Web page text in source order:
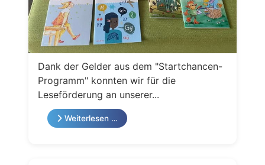
Dank der Gelder aus dem "Startchancen-
Programm" konnten wir für die
Leseförderung an unserer...
Weiterlesen …